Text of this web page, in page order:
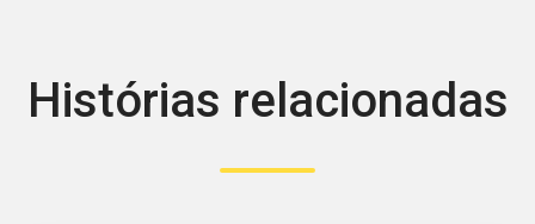
Histórias relacionadas